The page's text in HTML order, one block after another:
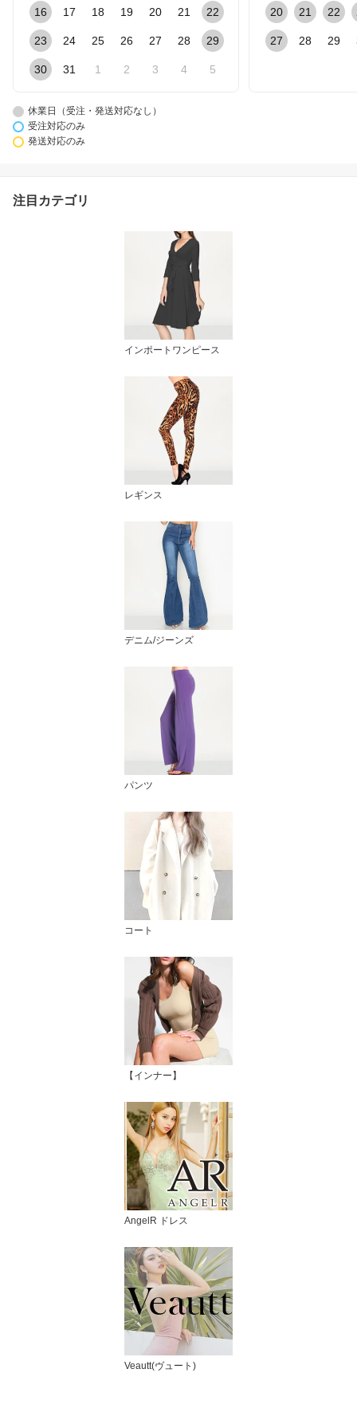
16 17 18 19 20 21 22
23 24 25 26 27 28 29
30 31 1 2 3 4 5
20 21 22
27 28 29
休業日（受注・発送対応なし）
受注対応のみ
発送対応のみ
注目カテゴリ
インポートワンピース
レギンス
デニム/ジーンズ
パンツ
コート
【インナー】
AngelR ドレス
Veautt(ヴュート)